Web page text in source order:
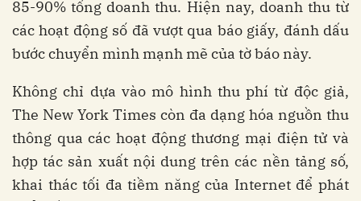
85-90% tổng doanh thu. Hiện nay, doanh thu từ
các hoạt động số đã vượt qua báo giấy, đánh dấu
bước chuyển mình mạnh mẽ của tờ báo này.
Không chỉ dựa vào mô hình thu phí từ độc giả,
The New York Times còn đa dạng hóa nguồn thu
thông qua các hoạt động thương mại điện tử và
hợp tác sản xuất nội dung trên các nền tảng số,
khai thác tối đa tiềm năng của Internet để phát